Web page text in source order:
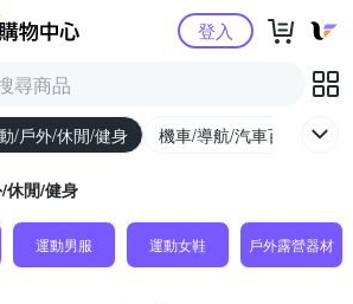
Yahoo購物中心登入
/戶外/休閒/健身 機車/導航/汽車百貨
休閒/健身
運動男服 運動女鞋 戶外露營器材